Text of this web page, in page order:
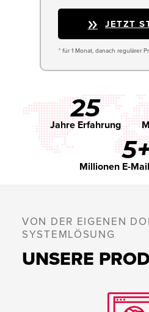
JETZT
* für 1 Monat, danach regulärer
25
Jahre Erfahrung
Millionen E-
VON DER EIGENEN
SYSTEMLÖSUNG
UNSERE